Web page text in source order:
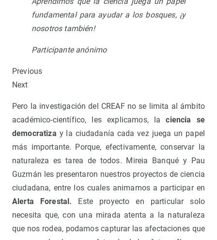
fundamental para ayudar a los bosques, ¡y
nosotros también!
Participante anónimo
Previous
Next
Pero la investigación del CREAF no se limita al ámbito
académico-científico, les explicamos, laciencia se
democratiza y la ciudadanía cada vez juega un papel
más importante. Porque, efectivamente, conservar la
naturaleza es tarea de todos. Mireia Banqué y Pau
Guzmán les presentaron nuestros proyectos de ciencia
ciudadana, entre los cuales animamos a participar en
Alerta Forestal. Este proyecto en particular solo
necesita que, con una mirada atenta a la naturaleza
que nos rodea, podamos capturar las afectaciones que